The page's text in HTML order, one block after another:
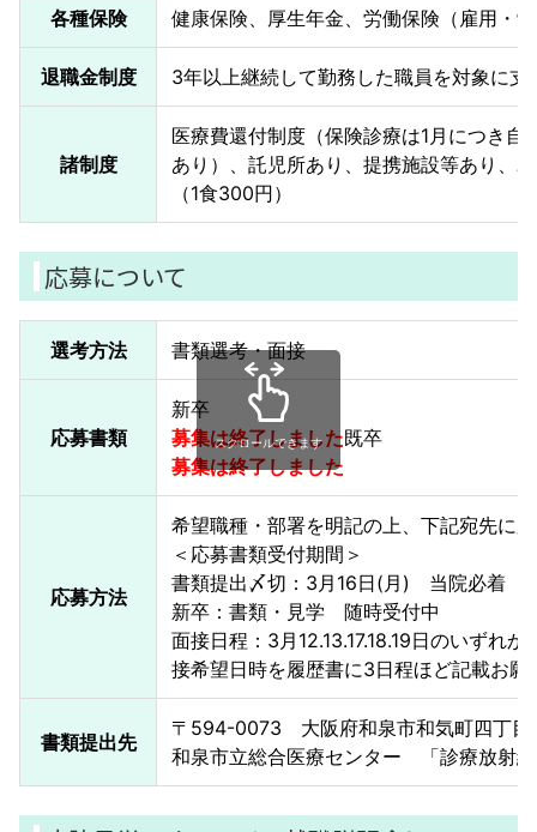
各種保険 健康保険、厚生年金、労働保険（雇用・
退職金制度 3年以上継続して勤務した職員を対象に支
諸制度
医療費還付制度（保険診療は1月につき
あり）、託児所あり、提携施設等あり、
（1食300円）
応募について
選考方法 書類選考・面接
応募書類
新卒
募集は終了しました既卒
募集は終了しました
応募方法
希望職種・部署を明記の上、下記宛先に
＜応募書類受付期間＞
書類提出〆切：3月16日(月) 当院必着
新卒：書類・見学 随時受付中
面接日程：3月12.13.17.18.19日のいずれ
接希望日時を履歴書に3日程ほど記載お願
書類提出先
〒594-0073 大阪府和泉市和気町四丁目
和泉市立総合医療センター 「診療放射
スクロールできます